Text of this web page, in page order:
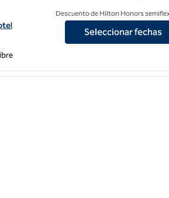
DoubleTree by Hilton Los Angeles - Norwalk
Descuento de Hilton Honors
Seleccionar fechas